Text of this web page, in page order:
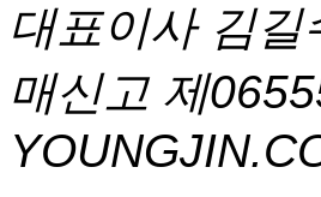
대표이사 김
매신고 제